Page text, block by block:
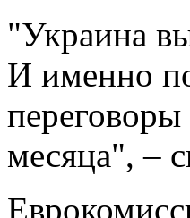
"Украина
И именно
месяца", –